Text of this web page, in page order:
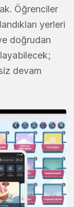
Öğrenciler
yerleri
doğrudan
devam